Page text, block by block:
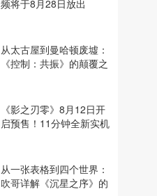
频将于8月28日放出
从太古屋到曼哈顿废墟：
《控制：共振》的颠覆之
《影之刃零》8月12日开
启预售！11分钟全新实机
从一张表格到四个世界：
吹哥详解《沉星之序》的